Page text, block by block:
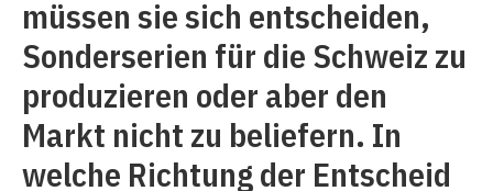
müssen sie sich entscheiden,
Sonderserien für die Schweiz zu
produzieren oder aber den
Markt nicht zu beliefern. In
welche Richtung der Entscheid